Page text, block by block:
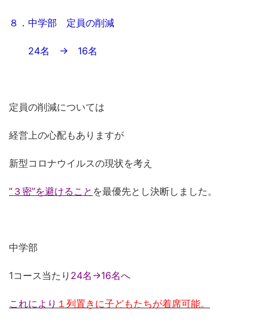
８．中学部 定員の削減
24名 → 16名
定員の削減については
経営上の心配もありますが
新型コロナウイルスの現状を考え
”３密”を避けること を最優先とし決断しました。
中学部
1コース当たり 24名→16名へ
これにより １列置きに子どもたちが着席可能。